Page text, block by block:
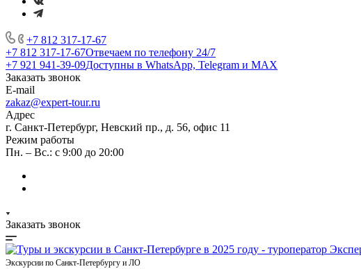
+7 812 317-17-67
+7 812 317-17-67Отвечаем по телефону 24/7
+7 921 941-39-09Доступны в WhatsApp, Telegram и MAX
Заказать звонок
E-mail
zakaz@expert-tour.ru
Адрес
г. Санкт-Петербург, Невский пр., д. 56, офис 11
Режим работы
Пн. – Вс.: с 9:00 до 20:00
Заказать звонок
Экскурсии по Санкт-Петербургу и ЛО